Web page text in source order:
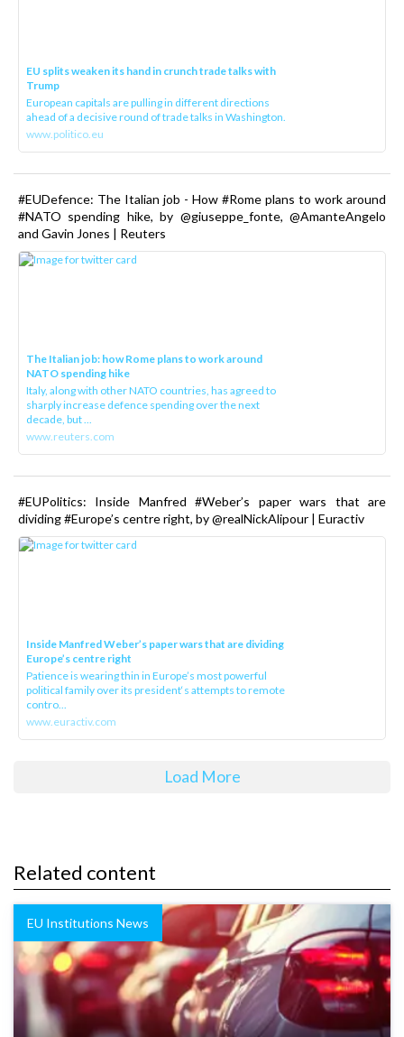
EU splits weaken its hand in crunch trade talks with
Trump
European capitals are pulling in different directions
ahead of a decisive round of trade talks in Washington.
www.politico.eu
#EUDefence: The Italian job - How #Rome plans to work around
#NATO spending hike, by @giuseppe_fonte, @AmanteAngelo
and Gavin Jones | Reuters
The Italian job: how Rome plans to work around
NATO spending hike
Italy, along with other NATO countries, has agreed to
sharply increase defence spending over the next
decade, but ...
www.reuters.com
#EUPolitics: Inside Manfred #Weber’s paper wars that are
dividing #Europe’s centre right, by @realNickAlipour | Euractiv
Inside Manfred Weber’s paper wars that are dividing
Europe’s centre right
Patience is wearing thin in Europe’s most powerful
political family over its president‘s attempts to remote
contro...
www.euractiv.com
Load More
Related content
EU Institutions News